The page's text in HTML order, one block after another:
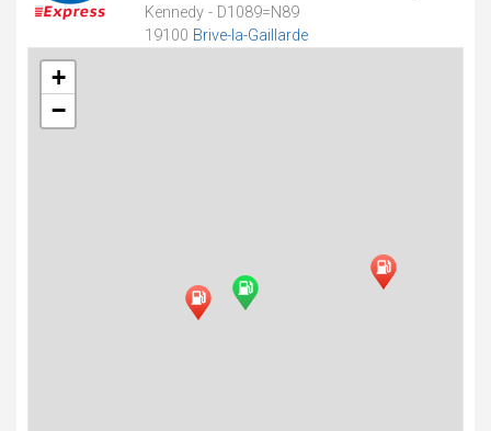
Kennedy - D1089=N89
19100 Brive-la-Gaillarde
+
−